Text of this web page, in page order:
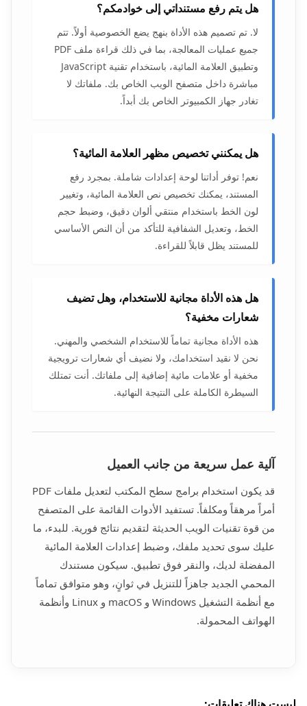
هل يتم رفع مستنداتي إلى خوادمكم؟
لا. تم تصميم هذه الأداة بنهج يضع الخصوصية أولاً. تتم
جميع عمليات المعالجة، بما في ذلك قراءة ملف PDF
وتطبيق العلامة المائية، باستخدام تقنية JavaScript
مباشرة داخل متصفح الويب الخاص بك. ملفاتك لا
تغادر جهاز الكمبيوتر الخاص بك أبداً.
هل يمكنني تخصيص مظهر العلامة المائية؟
نعم! توفر أداتنا لوحة إعدادات شاملة. بمجرد رفع
المستند، يمكنك تخصيص نص العلامة المائية، وتغيير
لون الخط باستخدام منتقي ألوان دقيق، وضبط حجم
الخط، وتعديل الشفافية للتأكد من أن النص الأساسي
للمستند يظل قابلاً للقراءة.
هل هذه الأداة مجانية للاستخدام، وهل تضيف
شعارات مخفية؟
هذه الأداة مجانية تماماً للاستخدام الشخصي والمهني.
نحن لا نقيد استخدامك، ولا نضيف أي شعارات ترويجية
مخفية أو علامات مائية إضافية إلى ملفاتك. أنت تمتلك
السيطرة الكاملة على النتيجة النهائية.
آلية عمل سريعة من جانب العميل
قد يكون استخدام برامج سطح المكتب لتعديل ملفات PDF
أمراً مرهقاً ومكلفاً. تستفيد الأدوات القائمة على المتصفح
من قوة تقنيات الويب الحديثة لتقديم نتائج فورية. للبدء، ما
عليك سوى تحديد ملفك، وضبط إعدادات العلامة المائية
المفضلة لديك، والنقر فوق تطبيق. سيكون مستندك
المحمي الجديد جاهزاً للتنزيل في ثوانٍ، وهو متوافق تماماً
مع أنظمة التشغيل Windows و macOS و Linux وأنظمة
الهواتف المحمولة.